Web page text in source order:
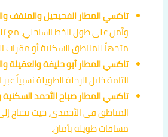
تاكسي المطار الفحيحيل والمنقف
وآمن على طول الخط الساحلي، مع
متجهاً للمناطق السكنية أو مقرات
تاكسي المطار أبو حليفة والعقيلة
التامة خلال الرحلة الطويلة نسبياً
تاكسي المطار صباح الأحمد السكنية
المناطق في الأحمدي، حيث تحتاج
مسافات طويلة بأمان.